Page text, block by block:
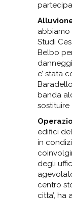
abbiamo
Studi
Belbo
e’ stata
banda
sostituire
edifici
in
degli
centro
citta’, ha